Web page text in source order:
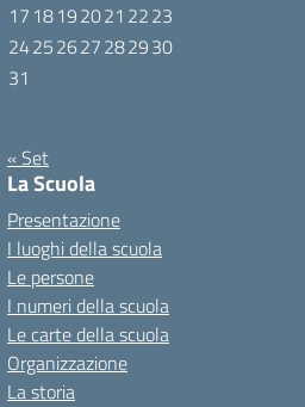
17 18192021 2223
24252627282930
31
« Set
La Scuola
Presentazione
I luoghi della scuola
Le persone
I numeri della scuola
Le carte della scuola
Organizzazione
La storia